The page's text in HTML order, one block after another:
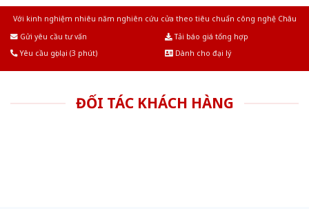
Với kinh nghiệm nhiêu năm nghiên cứu cửa theo tiêu chuẩn công nghệ Châu
Gửi yêu cầu tư vấn
Tải báo giá tổng hợp
Yêu cầu gọi lại (3 phút)
Dành cho đại lý
ĐỐI TÁC KHÁCH HÀNG